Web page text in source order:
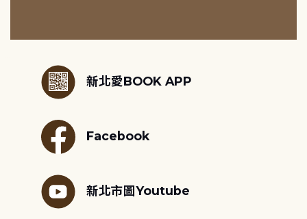
新北愛BOOK APP
Facebook
新北市圖Youtube